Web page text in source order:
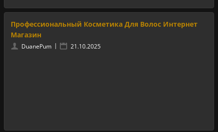
Профессиональный Косметика Для Волос Интернет
Магазин
DuanePum | 21.10.2025